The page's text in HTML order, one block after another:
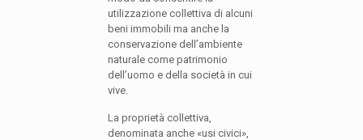
utilizzazione collettiva di alcuni
beni immobili ma anche la
conservazione dell’ambiente
naturale come patrimonio
dell’uomo e della società in cui
vive.
La proprietà collettiva,
denominata anche «usi civici»,